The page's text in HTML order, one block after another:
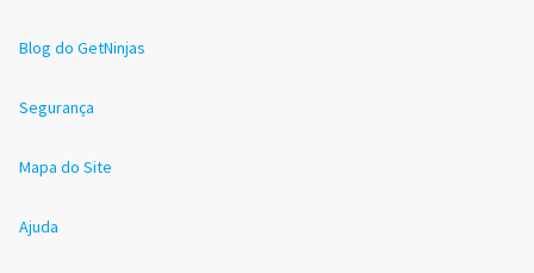
Blog do GetNinjas
Segurança
Mapa do Site
Ajuda